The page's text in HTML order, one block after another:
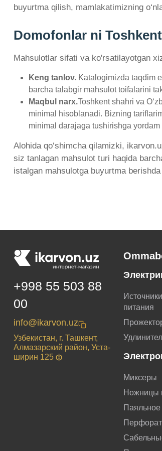
buyurtma qilish, mamlakatimizning
Domofonlar ni
Mahsulotlar sifati va ko'rsatilayotgan
Keng tanlov. Katalogimizda taqdim
barcha talabgir mahsulot toifalarini
Maqbul narx.Toshkent shahri va
minimal hisoblanadi. Bizning
minimal darajaga tushirishga yordam
Alohida qo‘shimcha qilamizki,
siz tanlagan mahsulot turi haqida
istalgan mahsulotga buyurtma
+998 55 503 88
00
info@ikarvon.uz
Узбекистан, г. Ташкент,
Алмазарский район, Уста-
ширин 125 ф
питания
Миксеры
Ножницы
Паяльное